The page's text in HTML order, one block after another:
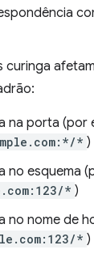
curinga
na porta (por
* )
no esquema
* )
no nome de
* )